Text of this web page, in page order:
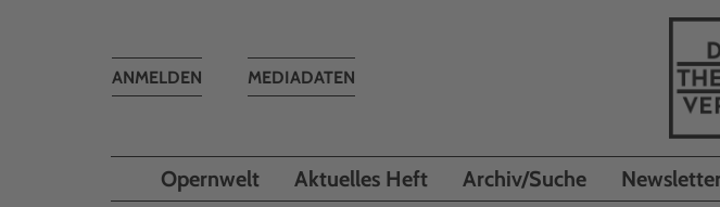
MEDIADATEN
Toggle
ANMELDEN
Opernwelt Aktuelles Heft Archiv/Suche